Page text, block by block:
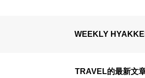
WEEKLY HYAKKEI
TRAVEL的最新文